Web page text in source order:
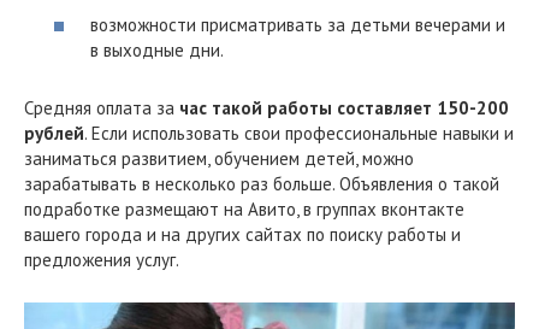
возможности присматривать за детьми вечерами и
в выходные дни.
Средняя оплата за час такой работы составляет 150-200
рублей. Если использовать свои профессиональные навыки и
заниматься развитием, обучением детей, можно
зарабатывать в несколько раз больше. Объявления о такой
подработке размещают на Авито, в группах вконтакте
вашего города и на других сайтах по поиску работы и
предложения услуг.